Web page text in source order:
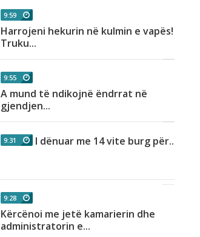
9:59
Harrojeni hekurin në kulmin e vapës!
Truku...
9:55
A mund të ndikojnë ëndrrat në
gjendjen...
9:31 I dënuar me 14 vite burg për...
9:28
Kërcënoi me jetë kamarierin dhe
administratorin e...